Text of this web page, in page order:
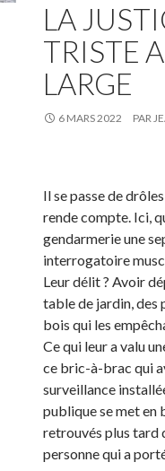
LA
TRISTE
LARGE
6 MARS 2022 PAR
Il se passe de
rende compte. Ici,
gendarmerie une
interrogatoire
Leur délit ? Avoir
table de jardin, des
bois qui les
Ce qui leur a valu
ce bric-à-brac qui
surveillance
publique se met en
retrouvés plus tard
personne qui a